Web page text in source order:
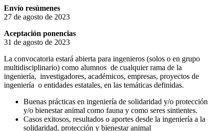
Envío resúmenes
27 de agosto de 2023
Aceptación ponencias
31 de agosto de 2023
La convocatoria estará abierta para ingenieros (solos o en grupo
multidisciplinario) como alumnos de cualquier rama de la
ingeniería, investigadores, académicos, empresas, proyectos de
ingeniería o entidades estatales, en las temáticas definidas.
Buenas prácticas en ingeniería de solidaridad y/o protección
y/o bienestar animal como fauna y como seres sintientes.
Casos exitosos, resultados o aportes desde la ingeniería a la
solidaridad, protección y bienestar animal